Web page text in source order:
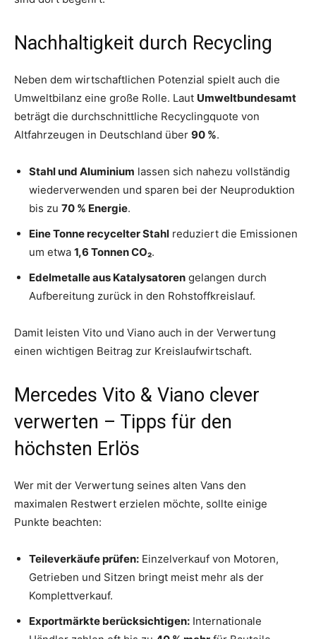
Nachhaltigkeit durch Recycling
Neben dem wirtschaftlichen Potenzial spielt auch die
Umweltbilanz eine große Rolle. Laut Umweltbundesamt
beträgt die durchschnittliche Recyclingquote von
Altfahrzeugen in Deutschland über 90 %.
Stahl und Aluminium lassen sich nahezu vollständig
wiederverwenden und sparen bei der Neuproduktion
bis zu 70 % Energie.
Eine Tonne recycelter Stahl reduziert die Emissionen
um etwa 1,6 Tonnen CO₂.
Edelmetalle aus Katalysatoren gelangen durch
Aufbereitung zurück in den Rohstoffkreislauf.
Damit leisten Vito und Viano auch in der Verwertung
einen wichtigen Beitrag zur Kreislaufwirtschaft.
Mercedes Vito & Viano clever
verwerten – Tipps für den
höchsten Erlös
Wer mit der Verwertung seines alten Vans den
maximalen Restwert erzielen möchte, sollte einige
Punkte beachten:
Teileverkäufe prüfen: Einzelverkauf von Motoren,
Getrieben und Sitzen bringt meist mehr als der
Komplettverkauf.
Exportmärkte berücksichtigen: Internationale